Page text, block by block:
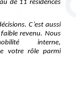
de 11 résidences
C’est aussi
revenu. Nous
interne,
votre rôle parmi